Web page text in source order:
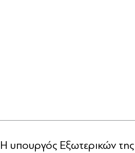
Η υπουργός Εξωτερικών